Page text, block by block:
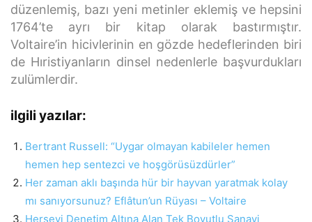
düzenlemiş, bazı yeni metinler eklemiş ve hepsini
1764’te ayrı bir kitap olarak bastırmıştır.
Voltaire’in hicivlerinin en gözde hedeflerinden biri
de Hıristiyanların dinsel nedenlerle başvurdukları
zulümlerdir.
ilgili yazılar:
Bertrant Russell: “Uygar olmayan kabileler hemen
hemen hep sentezci ve hoşgörüsüzdürler”
Her zaman aklı başında hür bir hayvan yaratmak kolay
mı sanıyorsunuz? Eflâtun’un Rüyası – Voltaire
Herşeyi Denetim Altına Alan Tek Boyutlu Sanayi